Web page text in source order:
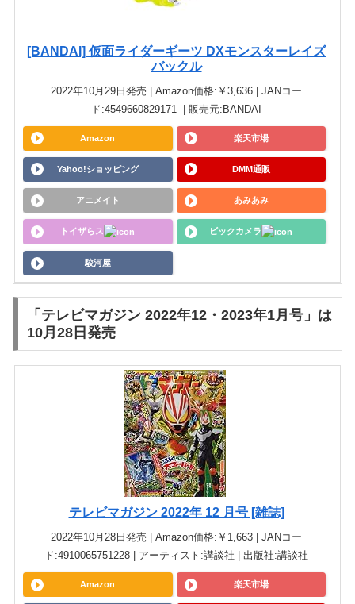
[BANDAI] 仮面ライダーギーツ DXモンスターレイズ
バックル
2022年10月29日発売 | Amazon価格:￥3,636 | JANコー
ド:4549660829171 | 販売元:BANDAI
Amazon 楽天市場
Yahoo!ショッピング DMM通販
アニメイト あみあみ
トイザらス ビックカメラ
駿河屋
「テレビマガジン 2022年12・2023年1月号」は
10月28日発売
テレビマガジン 2022年 12 月号 [雑誌]
2022年10月28日発売 | Amazon価格:￥1,663 | JANコー
ド:4910065751228 | アーティスト:講談社 | 出版社:講談社
Amazon 楽天市場